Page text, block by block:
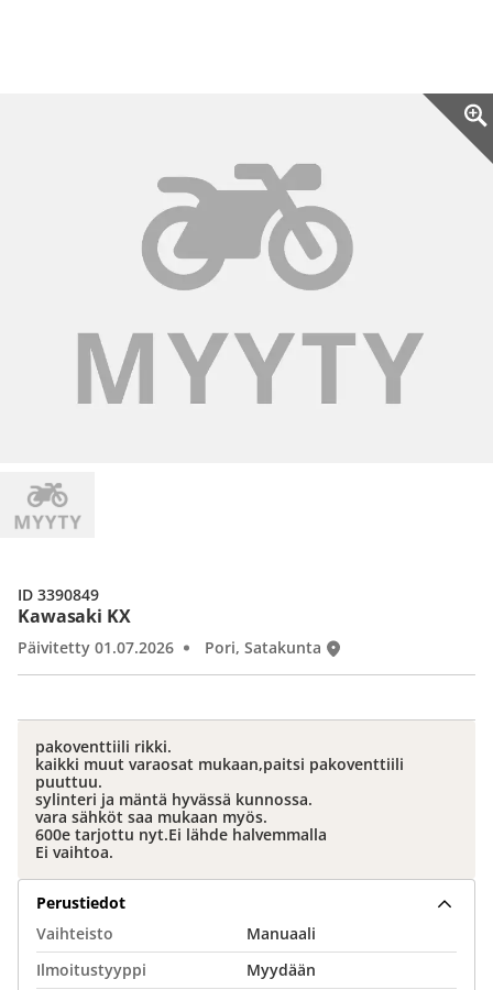
Kawasaki KX
Päivitetty 01.07.2026 Pori, Satakunta
ID 3390849
pakoventtiili rikki.
kaikki muut varaosat mukaan,paitsi pakoventtiili
puuttuu.
sylinteri ja mäntä hyvässä kunnossa.
vara sähköt saa mukaan myös.
600e tarjottu nyt.Ei lähde halvemmalla
Ei vaihtoa.
Perustiedot
Vaihteisto
Manuaali
Ilmoitustyyppi
Myydään